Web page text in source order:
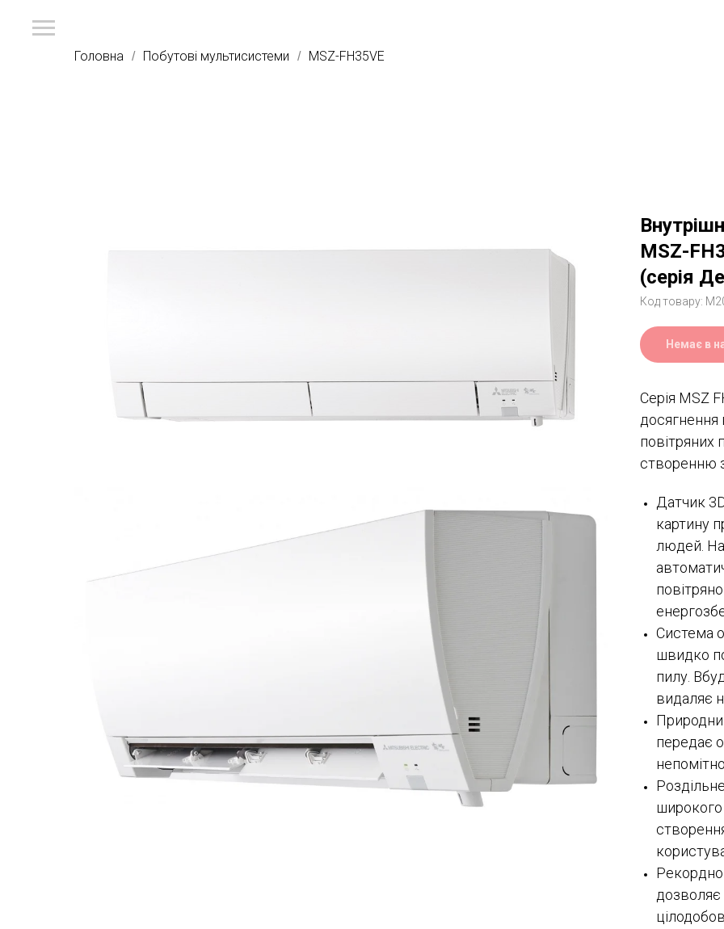
Головна / Побутові мультисистеми / MSZ-FH35VE
MSZ-
(серія
Код товару:
Немає в
Серія MSZ
досягнення
повітряних
створенню
Датчик
картину
людей.
Система
швидко
пилу.
видаляє
передає
Рекордно